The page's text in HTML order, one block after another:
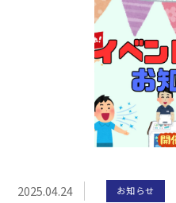
2025.04.24 お知らせ